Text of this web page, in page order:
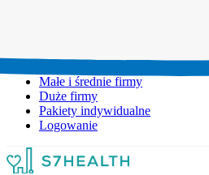
Małe i średnie firmy
Duże firmy
Pakiety indywidualne
Logowanie